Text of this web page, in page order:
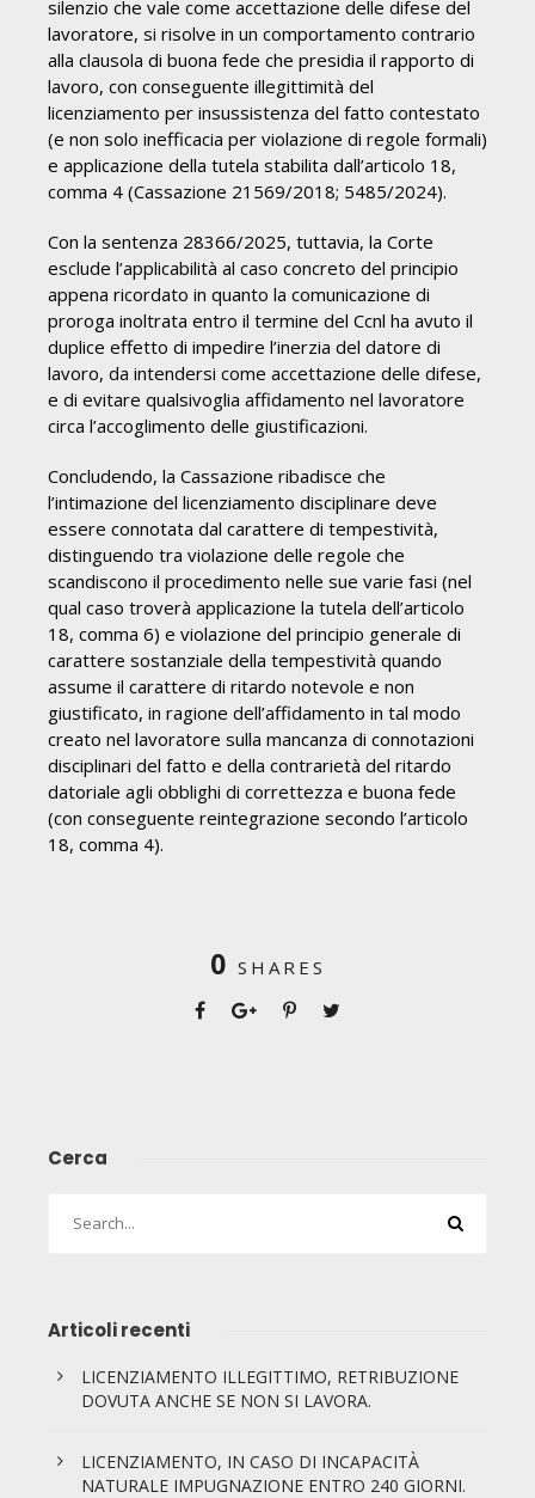
silenzio che vale come accettazione delle difese del
lavoratore, si risolve in un comportamento contrario
alla clausola di buona fede che presidia il rapporto di
lavoro, con conseguente illegittimità del
licenziamento per insussistenza del fatto contestato
(e non solo inefficacia per violazione di regole formali)
e applicazione della tutela stabilita dall’articolo 18,
comma 4 (Cassazione 21569/2018; 5485/2024).
Con la sentenza 28366/2025, tuttavia, la Corte
esclude l’applicabilità al caso concreto del principio
appena ricordato in quanto la comunicazione di
proroga inoltrata entro il termine del Ccnl ha avuto il
duplice effetto di impedire l’inerzia del datore di
lavoro, da intendersi come accettazione delle difese,
e di evitare qualsivoglia affidamento nel lavoratore
circa l’accoglimento delle giustificazioni.
Concludendo, la Cassazione ribadisce che
l’intimazione del licenziamento disciplinare deve
essere connotata dal carattere di tempestività,
distinguendo tra violazione delle regole che
scandiscono il procedimento nelle sue varie fasi (nel
qual caso troverà applicazione la tutela dell’articolo
18, comma 6) e violazione del principio generale di
carattere sostanziale della tempestività quando
assume il carattere di ritardo notevole e non
giustificato, in ragione dell’affidamento in tal modo
creato nel lavoratore sulla mancanza di connotazioni
disciplinari del fatto e della contrarietà del ritardo
datoriale agli obblighi di correttezza e buona fede
(con conseguente reintegrazione secondo l’articolo
18, comma 4).
0 SHARES
Cerca
Articoli recenti
LICENZIAMENTO ILLEGITTIMO, RETRIBUZIONE
DOVUTA ANCHE SE NON SI LAVORA.
LICENZIAMENTO, IN CASO DI INCAPACITÀ
NATURALE IMPUGNAZIONE ENTRO 240 GIORNI.